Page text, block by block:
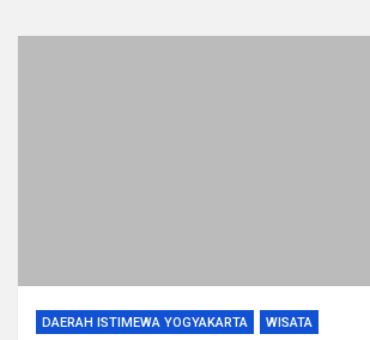
DAERAH ISTIMEWA YOGYAKARTA WISATA